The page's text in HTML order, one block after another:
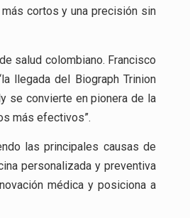
cortos y una precisión sin
salud colombiano. Francisco
llegada del Biograph Trinion
se convierte en pionera de la
más efectivos”.
las principales causas de
personalizada y preventiva
médica y posiciona a